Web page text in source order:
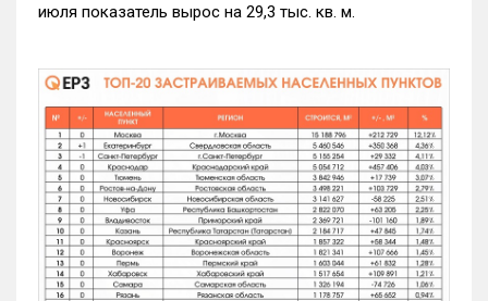
июля показатель вырос на 29,3 тыс. кв. м.